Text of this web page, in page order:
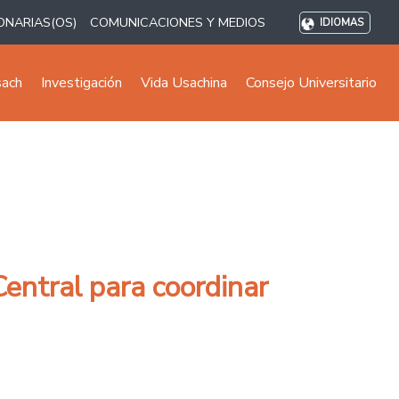
COMUNICACIONES Y MEDIOS IDIOMAS
Investigación Vida Usachina Consejo Universitario
para coordinar